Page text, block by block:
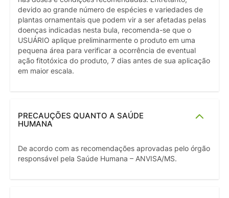
devido ao grande número de espécies e variedades de
plantas ornamentais que podem vir a ser afetadas pelas
doenças indicadas nesta bula, recomenda-se que o
USUÁRIO aplique preliminarmente o produto em uma
pequena área para verificar a ocorrência de eventual
ação fitotóxica do produto, 7 dias antes de sua aplicação
em maior escala.
PRECAUÇÕES QUANTO A SAÚDE
HUMANA
De acordo com as recomendações aprovadas pelo órgão
responsável pela Saúde Humana – ANVISA/MS.